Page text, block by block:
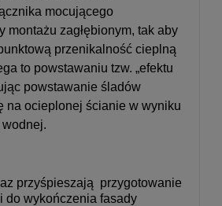
mocującego
montażu zagłębionym, tak aby
przenikalność cieplną
to powstawaniu tzw. „efektu
powstawanie śladów
na ocieplonej ścianie w wyniku
przyśpieszają przygotowanie
do wykończenia fasady